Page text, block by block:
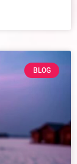
BLOG